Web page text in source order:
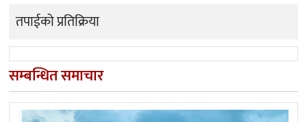
तपाईको प्रतिक्रिया
सम्बन्धित समाचार